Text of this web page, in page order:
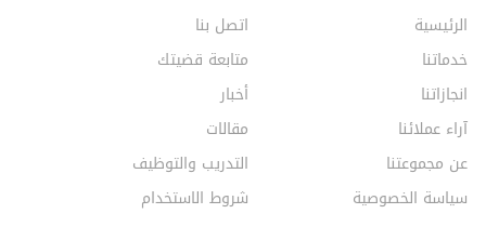
الرئيسية
خدماتنا
انجازاتنا
آراء عملائنا
عن مجموعتنا
سياسة الخصوصية
اتصل بنا
متابعة قضيتك
أخبار
مقالات
التدريب والتوظيف
شروط الاستخدام